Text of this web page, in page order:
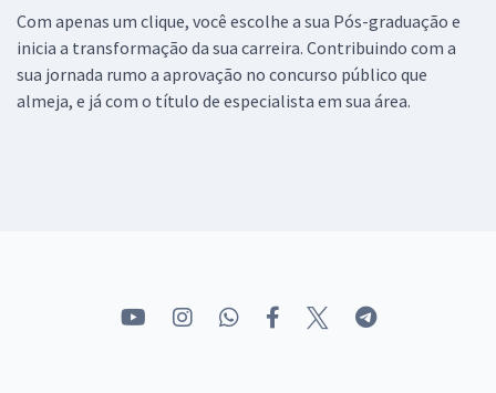
Com apenas um clique, você escolhe a sua Pós-graduação e
inicia a transformação da sua carreira. Contribuindo com a
sua jornada rumo a aprovação no concurso público que
almeja, e já com o título de especialista em sua área.